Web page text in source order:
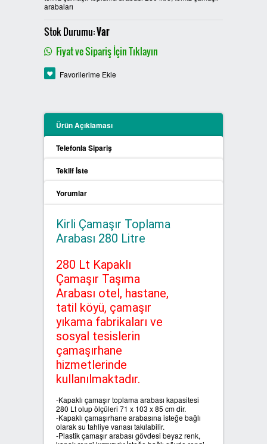
PLASTİK SIFIR ATIK KUTULARI
BOYALI SIFIR ATIK KUTULARI
METAL SIFIR ATIK KUTULARI
KUTULARI
PROCYCLE SIFIR ATIK
KUTULARI
PİL ATIK KUTULARI
SIFIR ATIK KONTEYNERLARI
PANOSU
SIFIR ATIK ÇÖP POŞETLERİ
SIFIR ATIK GERİ DÖNÜŞÜM
KUTULARI
arabaları
Stok Durumu:Var
Fiyat ve Sipariş İçin Tıklayın
Favorilerime Ekle
Ürün Açıklaması
Telefonla Sipariş
Teklif İste
Yorumlar
Kirli Çamaşır Toplama
Arabası 280 Litre
280 Lt Kapaklı
Çamaşır Taşıma
Arabası otel, hastane,
tatil köyü, çamaşır
yıkama fabrikaları ve
sosyal tesislerin
çamaşırhane
hizmetlerinde
kullanılmaktadır.
-Kapaklı çamaşır toplama arabası kapasitesi
280 Lt olup ölçüleri 71 x 103 x 85 cm dir.
-Kapaklı çamaşırhane arabasına isteğe bağlı
olarak su tahliye vanası takılabilir.
-Plastik çamaşır arabası gövdesi beyaz renk,